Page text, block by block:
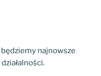
najnowsze